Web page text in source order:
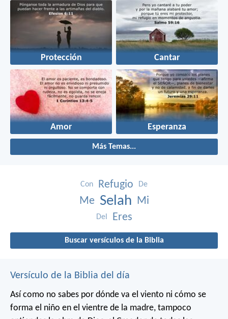
Protección Cantar
Amor Esperanza
Más Temas...
Con Refugio De
Me Selah Mi
Del Eres
Buscar versículos de la Biblia
Versículo de la Biblia del día
Así como no sabes por dónde va el viento ni cómo se
forma el niño en el vientre de la madre, tampoco